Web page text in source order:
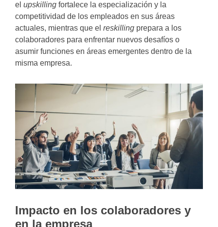
elupskilling fortalece la especialización y la
competitividad de los empleados en sus áreas
actuales, mientras que elreskilling prepara a los
colaboradores para enfrentar nuevos desafíos o
asumir funciones en áreas emergentes dentro de la
misma empresa.
Impacto en los colaboradores y
en la empresa